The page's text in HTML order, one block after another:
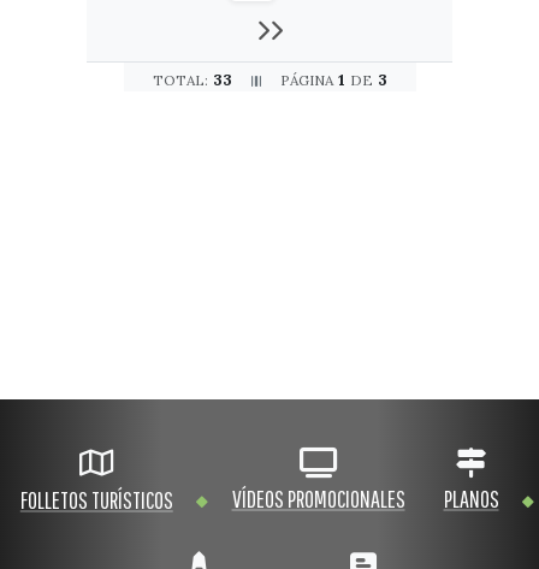
TOTAL: 33 PÁGINA 1 DE 3
FOLLETOS TURÍSTICOS VÍDEOS PROMOCIONALES PLANOS